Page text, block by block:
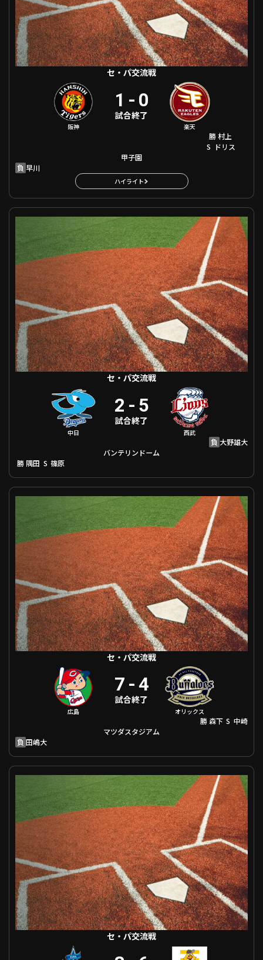
動画を検索（選手・チーム・プレー内容…）
セ・パ交流戦
阪神
1 - 0
試合終了
楽天
勝村上
S ドリス
甲子園
負 早川
ハイライト
セ・パ交流戦 中日 VS 埼玉西武
セ・パ交流戦
中日
2 - 5
試合終了
西武
負 大野雄大
バンテリンドーム
勝 隅田 S 篠原
セ・パ交流戦 広島 VS オリックス
セ・パ交流戦
広島
7 -4
試合終了
オリックス
勝森下 S 中崎
マツダスタジアム
負 田嶋大
セ・パ交流戦 横浜DeNA VS 福岡ソフトバンク
セ・パ交流戦